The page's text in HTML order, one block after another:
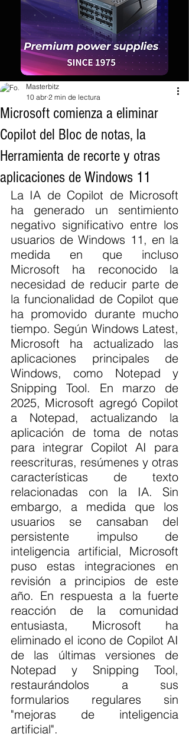
Microsoft comienza a eliminar
Copilot del Bloc de notas, la
Herramienta de recorte y otras
aplicaciones de Windows 11
Masterbitz
10 abr 2 min de lectura
La IA de Copilot de Microsoft
ha generado un sentimiento
negativo significativo entre los
usuarios de Windows 11, en la
medida en que incluso
Microsoft ha reconocido la
necesidad de reducir parte de
la funcionalidad de Copilot que
ha promovido durante mucho
tiempo. Según Windows Latest,
Microsoft ha actualizado las
aplicaciones principales de
Windows, como Notepad y
Snipping Tool. En marzo de
2025, Microsoft agregó Copilot
a Notepad, actualizando la
aplicación de toma de notas
para integrar Copilot AI para
reescrituras, resúmenes y otras
características de texto
relacionadas con la IA. Sin
embargo, a medida que los
usuarios se cansaban del
persistente impulso de
inteligencia artificial, Microsoft
puso estas integraciones en
revisión a principios de este
año. En respuesta a la fuerte
reacción de la comunidad
entusiasta, Microsoft ha
eliminado el icono de Copilot AI
de las últimas versiones de
Notepad y Snipping Tool,
restaurándolos a sus
formularios regulares sin
"mejoras de inteligencia
artificial".